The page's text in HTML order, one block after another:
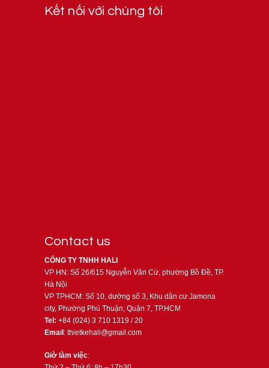
Kết nối với chúng tôi
Contact us
CÔNG TY TNHH HALI
VP HN: Số 26/615 Nguyễn Văn Cừ, phường Bồ Đề, TP.
Hà Nội
VP TPHCM: Số 10, đường số 3, Khu dân cư Jamona
city, Phường Phú Thuận, Quận 7, TP.HCM
Tel: +84 (024) 3 710 1319 / 20
Email: thietkehali@gmail.com
Giờ làm việc: